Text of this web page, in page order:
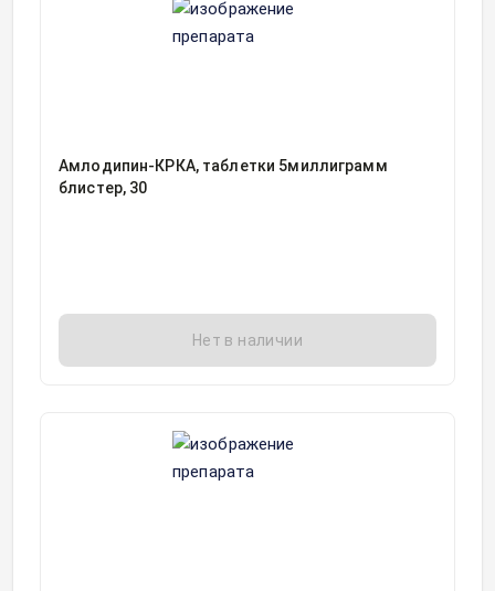
Амлодипин-КРКА, таблетки 5миллиграмм
блистер, 30
Нет в наличии